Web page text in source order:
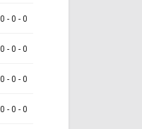
- 0 - 0
- 0 - 0
- 0 - 0
- 0 - 0